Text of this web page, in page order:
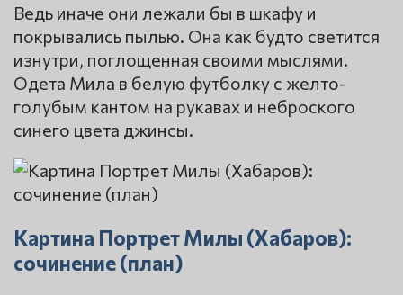
Ведь иначе они лежали бы в шкафу и
покрывались пылью. Она как будто светится
изнутри, поглощенная своими мыслями.
Одета Мила в белую футболку с желто-
голубым кантом на рукавах и неброского
синего цвета джинсы.
Картина Портрет Милы (Хабаров):
сочинение (план)